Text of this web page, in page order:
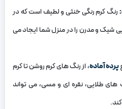
رنگ کرم رنگی خنثی و لطیف است که در
شیک و مدرن را در منزل شما ایجاد می
پرده آماده، از رنگ های کرم روشن تا کرم
های طلایی، نقره ای و مسی، می تواند